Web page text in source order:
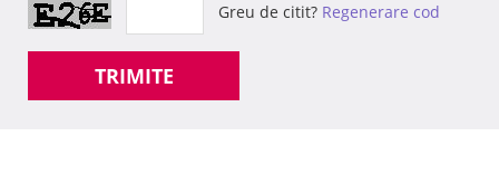
Greu de citit? Regenerare cod
TRIMITE